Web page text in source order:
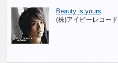
Beauty is yours
(株)アイビーレコード